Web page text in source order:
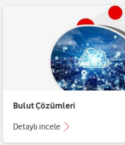
Bulut Çözümleri
Detaylı incele